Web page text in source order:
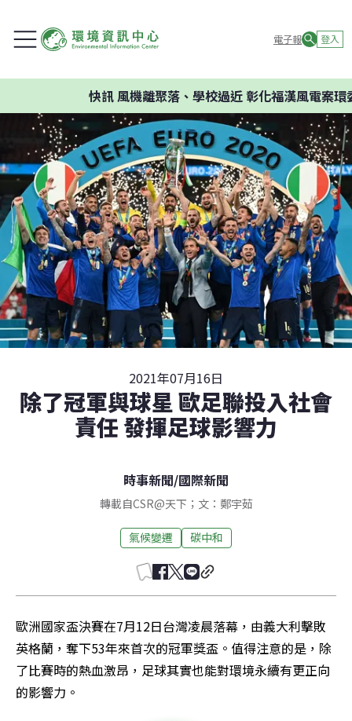
電子報 登入
風機離聚落、學校過近 彰化福漢風電案環委建
2021年07月16日
除了冠軍與球星 歐足聯投入社會
責任 發揮足球影響力
時事新聞/國際新聞
轉載自CSR@天下；文：鄭宇茹
氣候變遷 碳中和
歐洲國家盃決賽在7月12日台灣凌晨落幕，由義大利擊敗
英格蘭，奪下53年來首次的冠軍獎盃。值得注意的是，除
了比賽時的熱血激昂，足球其實也能對環境永續有更正向
的影響力。